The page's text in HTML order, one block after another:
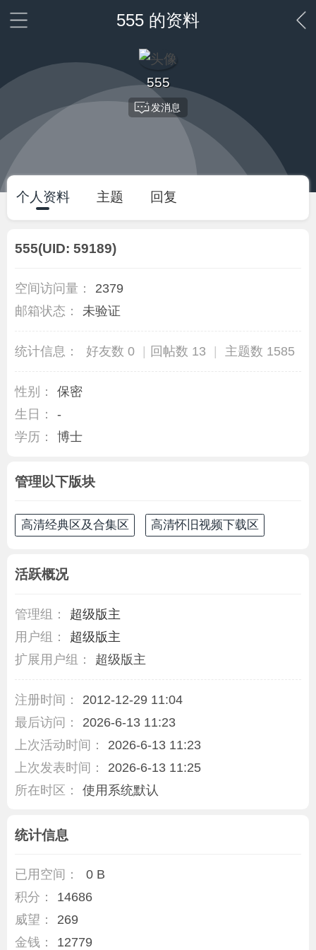
555 的资料
555
发消息
个人资料 主题 回复
555(UID: 59189)
空间访问量：
2379
邮箱状态：
未验证
统计信息： 好友数 0 | 回帖数 13 | 主题数 1585
性别：
保密
生日：
-
学历：
博士
管理以下版块
高清经典区及合集区 高清怀旧视频下载区
活跃概况
管理组：
超级版主
用户组：
超级版主
扩展用户组：
超级版主
注册时间：
2012-12-29 11:04
最后访问：
2026-6-13 11:23
上次活动时间：
2026-6-13 11:23
上次发表时间：
2026-6-13 11:25
所在时区：
使用系统默认
统计信息
已用空间：
0 B
积分：
14686
威望：
269
金钱：
12779